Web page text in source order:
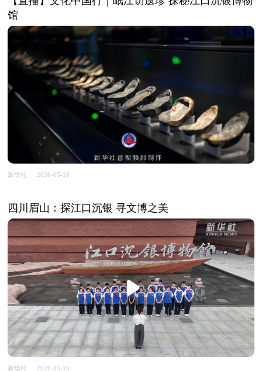
馆
新华社 2026-05-16
四川眉山：探江口沉银 寻文博之美
新华社 2026-05-16